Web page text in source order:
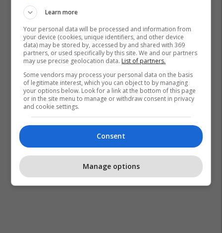
Learn more
Your personal data will be processed and information from
your device (cookies, unique identifiers, and other device
data) may be stored by, accessed by and shared with 369
partners, or used specifically by this site. We and our partners
may use precise geolocation data. List of partners.
Some vendors may process your personal data on the basis
of legitimate interest, which you can object to by managing
your options below. Look for a link at the bottom of this page
or in the site menu to manage or withdraw consent in privacy
and cookie settings.
Consent
Manage options